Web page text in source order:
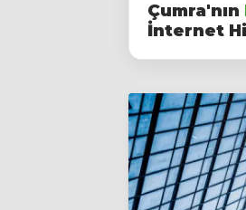
Çumra'nın
İnternet